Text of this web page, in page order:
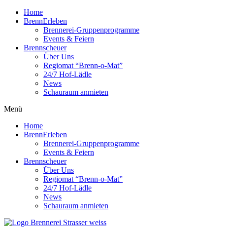
Home
BrennErleben
Brennerei-Gruppenprogramme
Events & Feiern
Brennscheuer
Über Uns
Regiomat “Brenn-o-Mat”
24/7 Hof-Lädle
News
Schauraum anmieten
Menü
Home
BrennErleben
Brennerei-Gruppenprogramme
Events & Feiern
Brennscheuer
Über Uns
Regiomat “Brenn-o-Mat”
24/7 Hof-Lädle
News
Schauraum anmieten